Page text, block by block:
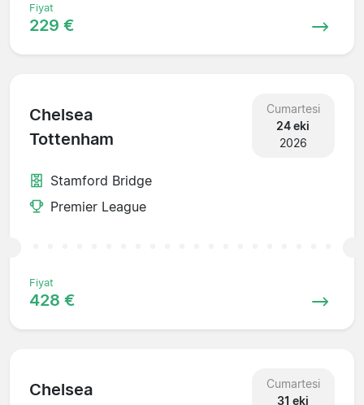
Fiyat
229 €
Chelsea
Tottenham
Cumartesi
24 eki
2026
Stamford Bridge
Premier League
Fiyat
428 €
Chelsea
Cumartesi
31 eki